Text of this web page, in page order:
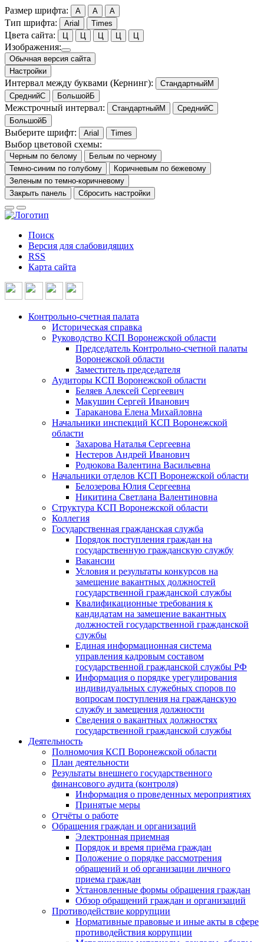
Размер шрифта: A A A
Тип шрифта: Arial Times
Цвета сайта: Ц Ц Ц Ц Ц
Изображения:
Обычная версия сайта
Настройки
Интервал между буквами (Кернинг): СтандартныйМ
СреднийС БольшойБ
Межстрочный интервал: СтандартныйМ СреднийС
БольшойБ
Выберите шрифт: Arial Times
Выбор цветовой схемы:
Черным по белому
Белым по черному
Темно-синим по голубому
Коричневым по бежевому
Зеленым по темно-коричневому
Закрыть панель
Сбросить настройки
Поиск
Версия для слабовидящих
RSS
Карта сайта
Контрольно-счетная палата
Историческая справка
Руководство КСП Воронежской области
Председатель Контрольно-счетной палаты
Воронежской области
Заместитель председателя
Аудиторы КСП Воронежской области
Беляев Алексей Сергеевич
Макушин Сергей Иванович
Тараканова Елена Михайловна
Начальники инспекций КСП Воронежской
области
Захарова Наталья Сергеевна
Нестеров Андрей Иванович
Родюкова Валентина Васильевна
Начальники отделов КСП Воронежской области
Белозерова Юлия Сергеевна
Никитина Светлана Валентиновна
Структура КСП Воронежской области
Коллегия
Государственная гражданская служба
Порядок поступления граждан на
государственную гражданскую службу
Вакансии
Условия и результаты конкурсов на
замещение вакантных должностей
государственной гражданской службы
Квалификационные требования к
кандидатам на замещение вакантных
должностей государственной гражданской
службы
Единая информационная система
управления кадровым составом
государственной гражданской службы РФ
Информация о порядке урегулирования
индивидуальных служебных споров по
вопросам поступления на гражданскую
службу и замещения должности
Сведения о вакантных должностях
государственной гражданской службы
Деятельность
Полномочия КСП Воронежской области
План деятельности
Результаты внешнего государственного
финансового аудита (контроля)
Информация о проведенных мероприятиях
Принятые меры
Отчёты о работе
Обращения граждан и организаций
Электронная приемная
Порядок и время приёма граждан
Положение о порядке рассмотрения
обращений и об организации личного
приема граждан
Установленные формы обращения граждан
Обзор обращений граждан и организаций
Противодействие коррупции
Нормативные правовые и иные акты в сфере
противодействия коррупции